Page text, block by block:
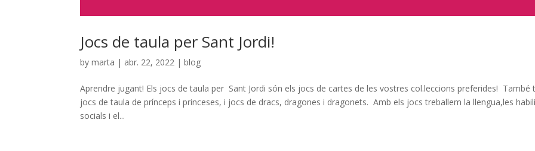
Jocs de taula per Sant Jordi!
bymarta | abr. 22, 2022 |blog
Aprendre jugant! Els jocs de taula per Sant Jordi són els jocs de cartes de les vostres col.leccions preferides! També
jocs de taula de prínceps i princeses, i jocs de dracs, dragones i dragonets. Amb els jocs treballem la llengua,les
socials i el...